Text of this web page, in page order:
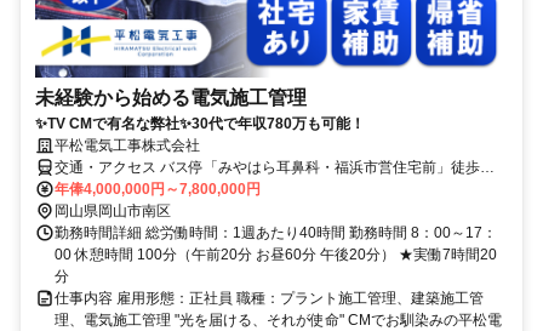
未経験から始める電気施工管理
✨TV CMで有名な弊社✨30代で年収780万も可能！
平松電気工事株式会社
交通・アクセス バス停「みやはら耳鼻科・福浜市営住宅前」徒歩３
分！ 備前西市駅より車で10分
年俸4,000,000円～7,800,000円
岡山県岡山市南区
勤務時間詳細 総労働時間：1週あたり40時間 勤務時間 8：00～17：
00 休憩時間 100分（午前20分 お昼60分 午後20分） ★実働7時間20
分
仕事内容 雇用形態：正社員 職種：プラント施工管理、建築施工管
理、電気施工管理 "光を届ける、それが使命" CMでお馴染みの平松電